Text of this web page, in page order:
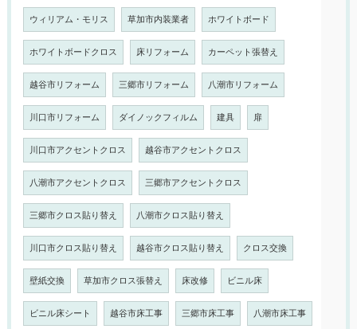
ウィリアム・モリス 草加市内装業者 ホワイトボード
ホワイトボードクロス 床リフォーム カーペット張替え
越谷市リフォーム 三郷市リフォーム 八潮市リフォーム
川口市リフォーム ダイノックフィルム 建具 扉
川口市アクセントクロス 越谷市アクセントクロス
八潮市アクセントクロス 三郷市アクセントクロス
三郷市クロス貼り替え 八潮市クロス貼り替え
川口市クロス貼り替え 越谷市クロス貼り替え クロス交換
壁紙交換 草加市クロス張替え 床改修 ビニル床
ビニル床シート 越谷市床工事 三郷市床工事 八潮市床工事